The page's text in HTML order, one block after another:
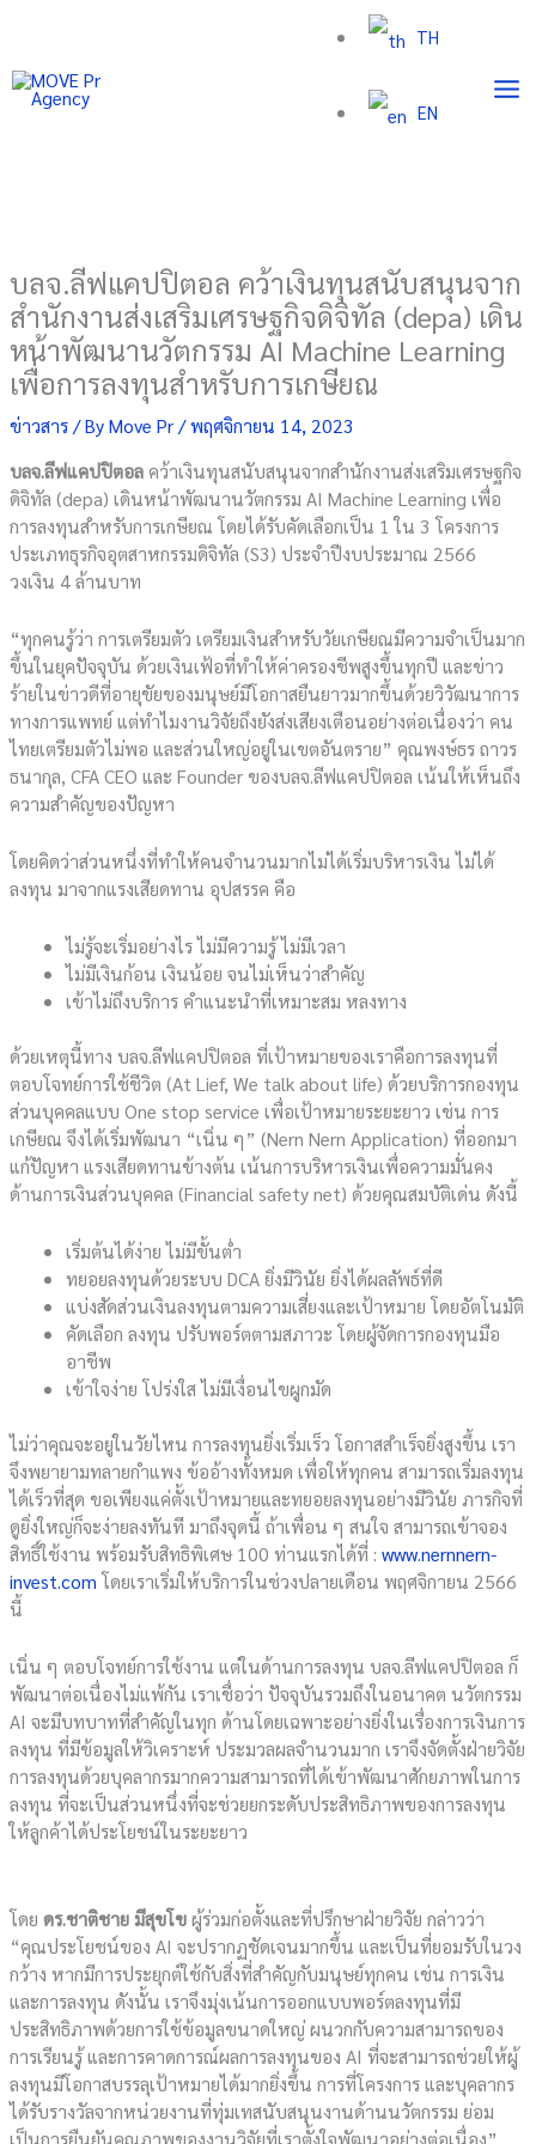
content
TH
EN
บลจ.ลีฟแคปปิตอล คว้าเงินทุนสนับสนุนจาก
สำนักงานส่งเสริมเศรษฐกิจดิจิทัล (depa) เดิน
หน้าพัฒนานวัตกรรม AI Machine Learning
เพื่อการลงทุนสำหรับการเกษียณ
ข่าวสาร/ ByMove Pr/พฤศจิกายน 14, 2023
บลจ.ลีฟแคปปิตอล คว้าเงินทุนสนับสนุนจากสำนักงานส่งเสริมเศรษฐกิจ
ดิจิทัล (depa) เดินหน้าพัฒนานวัตกรรม AI Machine Learning เพื่อ
การลงทุนสำหรับการเกษียณ โดยได้รับคัดเลือกเป็น 1 ใน 3 โครงการ
ประเภทธุรกิจอุตสาหกรรมดิจิทัล (S3) ประจำปีงบประมาณ 2566
วงเงิน 4 ล้านบาท
“ทุกคนรู้ว่า การเตรียมตัว เตรียมเงินสำหรับวัยเกษียณมีความจำเป็นมาก
ขึ้นในยุคปัจจุบัน ด้วยเงินเฟ้อที่ทำให้ค่าครองชีพสูงขึ้นทุกปี และข่าว
ร้ายในข่าวดีที่อายุขัยของมนุษย์มีโอกาสยืนยาวมากขึ้นด้วยวิวัฒนาการ
ทางการแพทย์ แต่ทำไมงานวิจัยถึงยังส่งเสียงเตือนอย่างต่อเนื่องว่า คน
ไทยเตรียมตัวไม่พอ และส่วนใหญ่อยู่ในเขตอันตราย” คุณพงษ์ธร ถาวร
ธนากุล, CFA CEO และ Founder ของบลจ.ลีฟแคปปิตอล เน้นให้เห็นถึง
ความสำคัญของปัญหา
โดยคิดว่าส่วนหนึ่งที่ทำให้คนจำนวนมากไม่ได้เริ่มบริหารเงิน ไม่ได้
ลงทุน มาจากแรงเสียดทาน อุปสรรค คือ
ไม่รู้จะเริ่มอย่างไร ไม่มีความรู้ ไม่มีเวลา
ไม่มีเงินก้อน เงินน้อย จนไม่เห็นว่าสำคัญ
เข้าไม่ถึงบริการ คำแนะนำที่เหมาะสม หลงทาง
ด้วยเหตุนี้ทาง บลจ.ลีฟแคปปิตอล ที่เป้าหมายของเราคือการลงทุนที่
ตอบโจทย์การใช้ชีวิต (At Lief, We talk about life) ด้วยบริการกองทุน
ส่วนบุคคลแบบ One stop service เพื่อเป้าหมายระยะยาว เช่น การ
เกษียณ จึงได้เริ่มพัฒนา “เนิ่น ๆ” (Nern Nern Application) ที่ออกมา
แก้ปัญหา แรงเสียดทานข้างต้น เน้นการบริหารเงินเพื่อความมั่นคง
ด้านการเงินส่วนบุคคล (Financial safety net) ด้วยคุณสมบัติเด่น ดังนี้
เริ่มต้นได้ง่าย ไม่มีขั้นต่ำ
ทยอยลงทุนด้วยระบบ DCA ยิ่งมีวินัย ยิ่งได้ผลลัพธ์ที่ดี
แบ่งสัดส่วนเงินลงทุนตามความเสี่ยงและเป้าหมาย โดยอัตโนมัติ
คัดเลือก ลงทุน ปรับพอร์ตตามสภาวะ โดยผู้จัดการกองทุนมือ
อาชีพ
เข้าใจง่าย โปร่งใส ไม่มีเงื่อนไขผูกมัด
ไม่ว่าคุณจะอยู่ในวัยไหน การลงทุนยิ่งเริ่มเร็ว โอกาสสำเร็จยิ่งสูงขึ้น เรา
จึงพยายามทลายกำแพง ข้ออ้างทั้งหมด เพื่อให้ทุกคน สามารถเริ่มลงทุน
ได้เร็วที่สุด ขอเพียงแค่ตั้งเป้าหมายและทยอยลงทุนอย่างมีวินัย ภารกิจที่
ดูยิ่งใหญ่ก็จะง่ายลงทันที มาถึงจุดนี้ ถ้าเพื่อน ๆ สนใจ สามารถเข้าจอง
สิทธิ์ใช้งาน พร้อมรับสิทธิพิเศษ 100 ท่านแรกได้ที่ :www.nernnern-
invest.com โดยเราเริ่มให้บริการในช่วงปลายเดือน พฤศจิกายน 2566
นี้
เนิ่น ๆ ตอบโจทย์การใช้งาน แต่ในด้านการลงทุน บลจ.ลีฟแคปปิตอล ก็
พัฒนาต่อเนื่องไม่แพ้กัน เราเชื่อว่า ปัจจุบันรวมถึงในอนาคต นวัตกรรม
AI จะมีบทบาทที่สำคัญในทุก ด้านโดยเฉพาะอย่างยิ่งในเรื่องการเงินการ
ลงทุน ที่มีข้อมูลให้วิเคราะห์ ประมวลผลจำนวนมาก เราจึงจัดตั้งฝ่ายวิจัย
การลงทุนด้วยบุคลากรมากความสามารถที่ได้เข้าพัฒนาศักยภาพในการ
ลงทุน ที่จะเป็นส่วนหนึ่งที่จะช่วยยกระดับประสิทธิภาพของการลงทุน
ให้ลูกค้าได้ประโยชน์ในระยะยาว
โดยดร.ชาติชาย มีสุขโขผู้ร่วมก่อตั้งและที่ปรึกษาฝ่ายวิจัย กล่าวว่า
“คุณประโยชน์ของ AI จะปรากฏชัดเจนมากขึ้น และเป็นที่ยอมรับในวง
กว้าง หากมีการประยุกต์ใช้กับสิ่งที่สำคัญกับมนุษย์ทุกคน เช่น การเงิน
และการลงทุน ดังนั้น เราจึงมุ่งเน้นการออกแบบพอร์ตลงทุนที่มี
ประสิทธิภาพด้วยการใช้ข้อมูลขนาดใหญ่ ผนวกกับความสามารถของ
การเรียนรู้ และการคาดการณ์ผลการลงทุนของ AI ที่จะสามารถช่วยให้ผู้
ลงทุนมีโอกาสบรรลุเป้าหมายได้มากยิ่งขึ้น การที่โครงการ และบุคลากร
ได้รับรางวัลจากหน่วยงานที่ทุ่มเทสนับสนุนงานด้านนวัตกรรม ย่อม
เป็นการยืนยันคุณภาพของงานวิจัยที่เราตั้งใจพัฒนาอย่างต่อเนื่อง”